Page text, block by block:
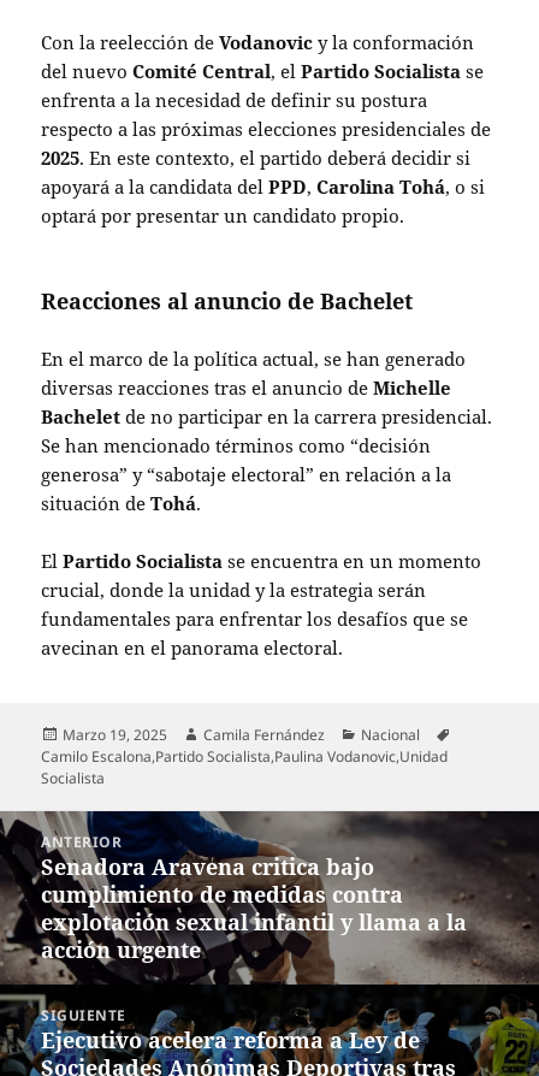
Con la reelección deVodanovic y la conformación
del nuevoComité Central, elPartido Socialista se
enfrenta a la necesidad de definir su postura
respecto a las próximas elecciones presidenciales de
2025. En este contexto, el partido deberá decidir si
apoyará a la candidata delPPD,Carolina Tohá, o si
optará por presentar un candidato propio.
Reacciones al anuncio de Bachelet
En el marco de la política actual, se han generado
diversas reacciones tras el anuncio deMichelle
Bachelet de no participar en la carrera presidencial.
Se han mencionado términos como “decisión
generosa” y “sabotaje electoral” en relación a la
situación deTohá.
ElPartido Socialista se encuentra en un momento
crucial, donde la unidad y la estrategia serán
fundamentales para enfrentar los desafíos que se
avecinan en el panorama electoral.
Publicado
el
Marzo 19, 2025 Autor
Camila Fernández Categorías
Nacional
Camilo Escalona,Partido Socialista,Paulina Vodanovic,Unidad
Socialista
Navegación
de
entradas
ANTERIOR
Entrada
anterior:
Senadora Aravena critica bajo
cumplimiento de medidas contra
explotación sexual infantil y llama a la
acción urgente
SIGUIENTE
Entrada
siguiente:
Ejecutivo acelera reforma a Ley de
Sociedades Anónimas Deportivas tras